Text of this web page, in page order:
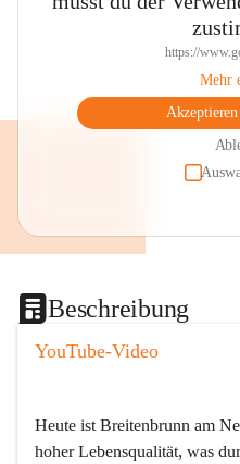
https://
Mehr
Beschreibung
YouTube-Video
Heute ist Breitenbrunn am
hoher Lebensqualität, was